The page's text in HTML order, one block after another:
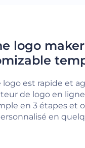
logo
logo est rapide et
de logo en
en 3 étapes et
en